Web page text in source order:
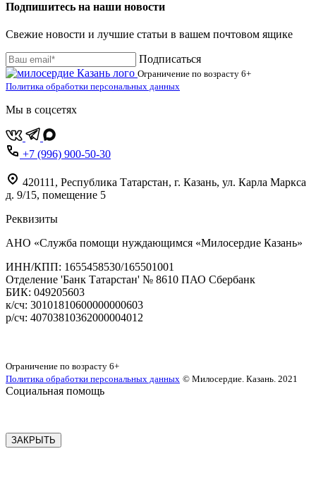
Подпишитесь на наши новости
Свежие новости и лучшие статьи в вашем почтовом ящике
Подписаться
Ограничение по возрасту 6+
Политика обработки персональных данных
Мы в соцсетях
+7 (996) 900-50-30
420111 , Республика Татарстан, г. Казань, ул. Карла Маркса
д. 9/15, помещение 5
Реквизиты
АНО «Служба помощи нуждающимся «Милосердие Казань»
‌ИНН/КПП: 1655458530/165501001
Отделение 'Банк Татарстан' № 8610 ПАО Сбербанк
БИК: 049205603
‌к/сч: 30101810600000000603
р/сч: 40703810362000004012
Ограничение по возрасту 6+
Политика обработки персональных данных © Милосердие. Казань. 2021
Социальная помощь
ЗАКРЫТЬ